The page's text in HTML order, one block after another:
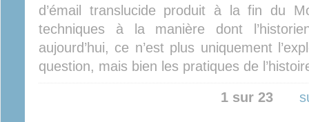
d’émail translucide produit à la fin du
techniques à la manière dont
aujourd’hui, ce n’est plus uniquement
question, mais bien les pratiques de
1 sur 23